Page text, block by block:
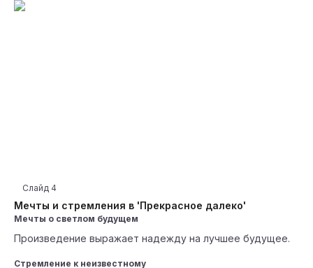
Мечты и стремления в 'Прекрасное далеко'
Слайд 4
Мечты о светлом будущем
Произведение выражает надежду на лучшее будущее.
Стремление к неизвестному